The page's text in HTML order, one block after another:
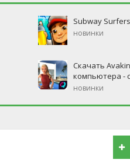
Subway
новинки
Скачать
компьютера -
новинки